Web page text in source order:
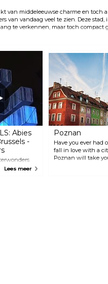
van middeleeuwse charme en toch
van vandaag veel te zien. Deze stad,
te verkennen, maar toch compact
uur vast te leggen, belooft een
jezelf onder in de unieke mix van
Abies
-
market in
Lees meer
Poznan
Have you ever had
fall in love with a
Poznan will take
with its unique